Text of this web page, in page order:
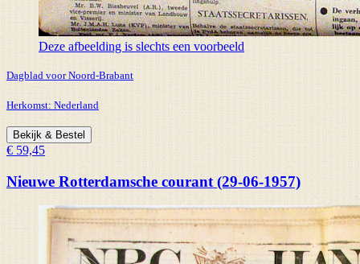
Deze afbeelding is slechts een voorbeeld
Dagblad voor Noord-Brabant
Herkomst: Nederland
Bekijk & Bestel
€ 59,45
Nieuwe Rotterdamsche courant (29-06-1957)